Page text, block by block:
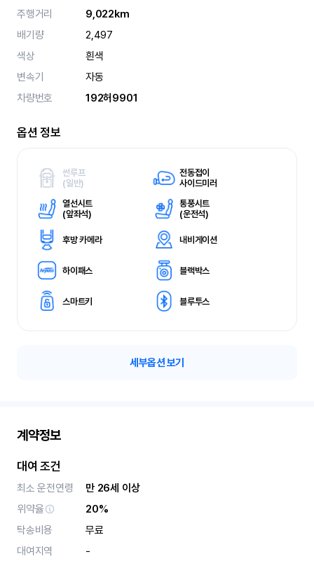
주행거리
9,022km
배기량
2,497
색상
흰색
변속기
자동
차량번호
192허9901
옵션 정보
썬루프
(일반)
전동접이
사이드미러
열선시트
(앞좌석)
통풍시트
(운전석)
후방 카메라 내비게이션
하이패스 블랙박스
스마트키 블루투스
세부옵션 보기
계약정보
대여 조건
최소 운전연령
만 26세 이상
위약율
20%
탁송비용
무료
대여지역
-